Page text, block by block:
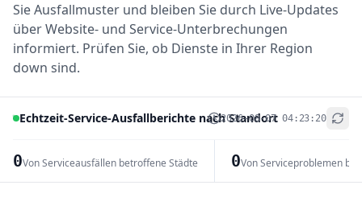
Sie Ausfallmuster und bleiben Sie durch Live-Updates
über Website- und Service-Unterbrechungen
informiert. Prüfen Sie, ob Dienste in Ihrer Region
down sind.
Echtzeit-Service-Ausfallberichte nach Standort
2026-08-07 04:23:20
0Von Serviceausfällen betroffene Städte 0Von Serviceproblemen
+